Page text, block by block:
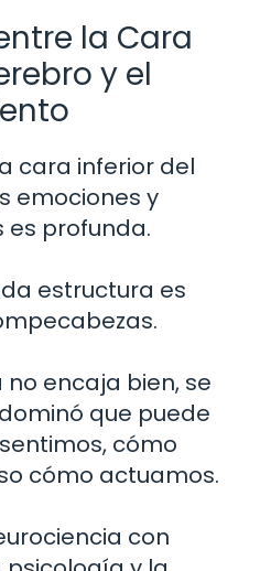
la Cara
y el
cara inferior del
emociones y
profunda.
estructura es
encaja bien, se
que puede
cómo
cómo actuamos.
con